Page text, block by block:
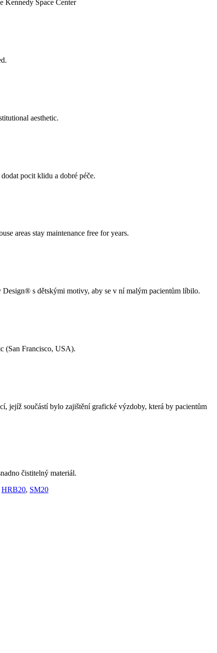
Kennedy Space Center
aesthetic.
pocit klidu a dobré péče.
areas stay maintenance free for years.
s dětskými motivy, aby se v ní malým pacientům líbilo.
(San Francisco, USA).
jejíž součástí bylo zajištění grafické výzdoby, která by pacientům
čistitelný materiál.
HRB20, SM20